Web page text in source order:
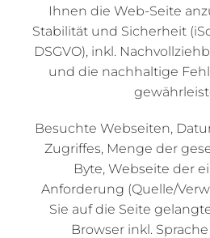
Ihnen die Web-Seite
Stabilität und Sicherheit (iSd
DSGVO), inkl.
und die nachhaltige
Besuchte Webseiten,
Zugriffes, Menge der
Byte, Webseite der
Anforderung (Quelle/
Sie auf die Seite
Browser inkl.